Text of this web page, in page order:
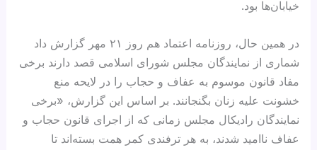
خیابان‌ها بود.
در همین حال، روزنامه اعتماد هم روز ۲۱ مهر گزارش داد
شماری از نمایندگان مجلس شورای اسلامی قصد دارند برخی
مفاد قانون موسوم به عفاف و حجاب را در لایحه منع
خشونت علیه زنان بگنجانند. بر اساس این گزارش، «برخی
نمایندگان رادیکال مجلس زمانی که از اجرای قانون حجاب و
عفاف ناامید شدند، به هر ترفندی کمر همت بسته‌اند تا